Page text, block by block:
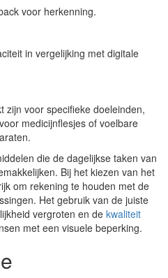
voor herkenning.
in vergelijking met digitale
zijn voor specifieke doeleinden,
medicijnflesjes of voelbare
die de dagelijkse taken van
Bij het kiezen van het
om rekening te houden met de
Het gebruik van de juiste
vergroten en de kwaliteit
met een visuele beperking.